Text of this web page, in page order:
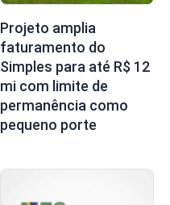
Projeto amplia
faturamento do
Simples para até R$ 12
mi com limite de
permanência como
pequeno porte